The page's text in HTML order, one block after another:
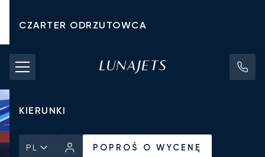
CZARTER ODRZUTOWCA
KOSZTY CZARTERU
PRYWATNE ODRZUTOWCE
KIERUNKI
PL POPROŚ O WYCENĘ